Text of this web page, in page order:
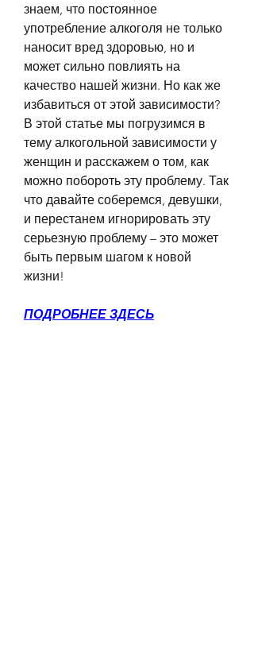
знаем, что постоянное
употребление алкоголя не только
наносит вред здоровью, но и
может сильно повлиять на
качество нашей жизни. Но как же
избавиться от этой зависимости?
В этой статье мы погрузимся в
тему алкогольной зависимости у
женщин и расскажем о том, как
можно побороть эту проблему. Так
что давайте соберемся, девушки,
и перестанем игнорировать эту
серьезную проблему – это может
быть первым шагом к новой
жизни!
ПОДРОБНЕЕ ЗДЕСЬ